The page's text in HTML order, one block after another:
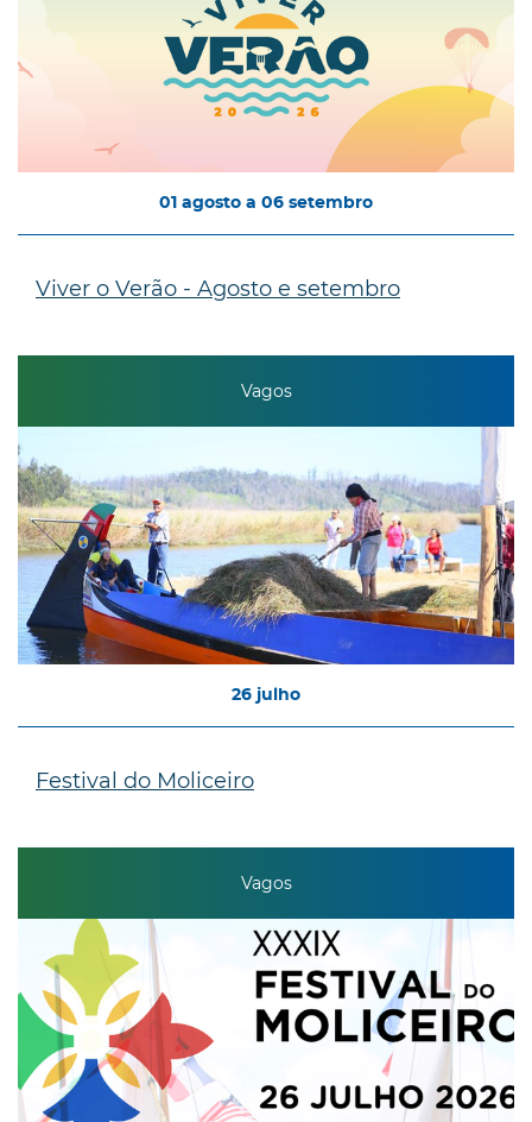
01 agosto a 06 setembro
Viver o Verão - Agosto e setembro
Vagos
26 julho
Festival do Moliceiro
Vagos